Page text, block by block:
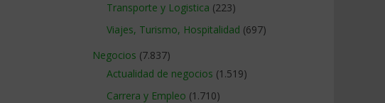
Transporte y Logistica (223)
Viajes, Turismo, Hospitalidad (697)
Negocios (7.837)
Actualidad de negocios (1.519)
Carrera y Empleo (1.710)